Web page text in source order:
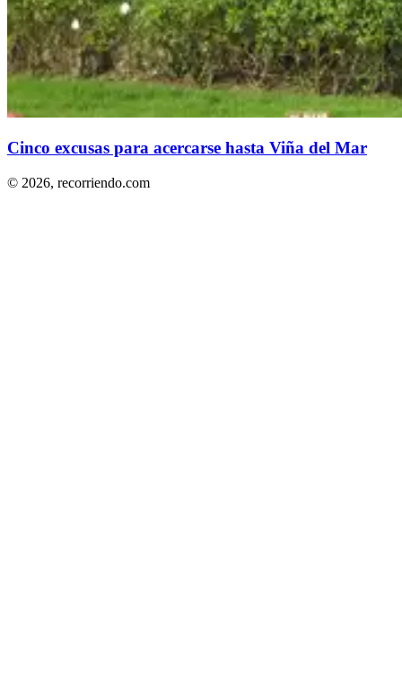
Cinco excusas para acercarse hasta Viña del Mar
© 2026, recorriendo.com